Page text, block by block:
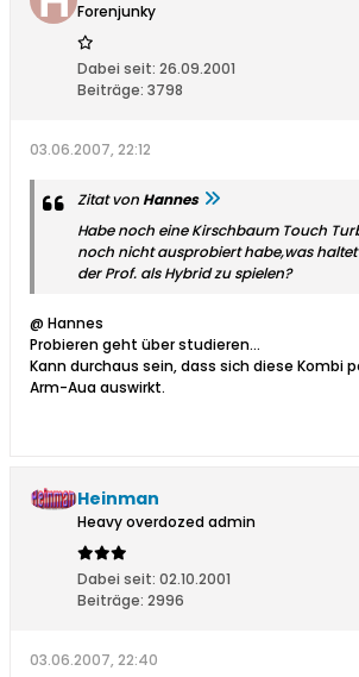
Forenjunky
Dabei seit: 26.09.2001
Beiträge: 3798
03.06.2007, 22:12
Zitat vonHannes
Habe noch eine Kirschbaum Touch
noch nicht ausprobiert habe,was
der Prof. als Hybrid zu spielen?
@ Hannes
Probieren geht über studieren...
Kann durchaus sein, dass sich diese Kombi
Arm-Aua auswirkt.
Heinman
Heavy overdozed admin
Dabei seit: 02.10.2001
Beiträge: 2996
03.06.2007, 22:40